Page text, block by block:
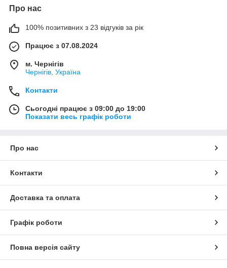
Про нас
100% позитивних з 23 відгуків за рік
Працює з 07.08.2024
м. Чернігів
Чернігів, Україна
Контакти
Сьогодні працює з 09:00 до 19:00
Показати весь графік роботи
Про нас
Контакти
Доставка та оплата
Графік роботи
Повна версія сайту